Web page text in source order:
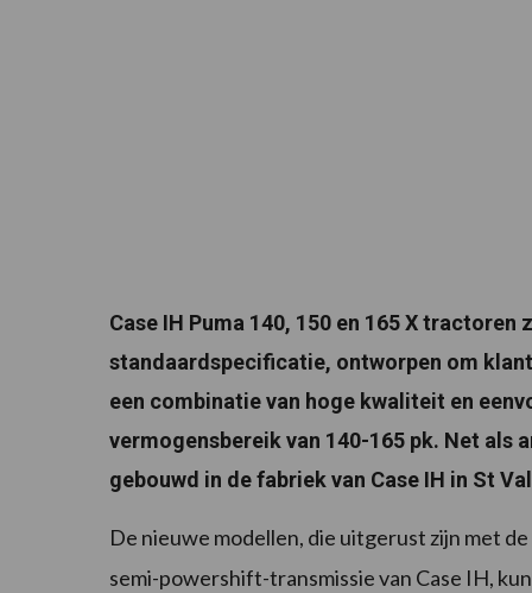
Case IH Puma 140, 150 en 165 X
standaardspecificatie, ontworpen om
een combinatie van hoge kwaliteit en
vermogensbereik van 140-165 pk. Net als
gebouwd in de fabriek van Case IH in St
De nieuwe modellen, die uitgerust zijn met
semi-powershift-transmissie van Case IH,